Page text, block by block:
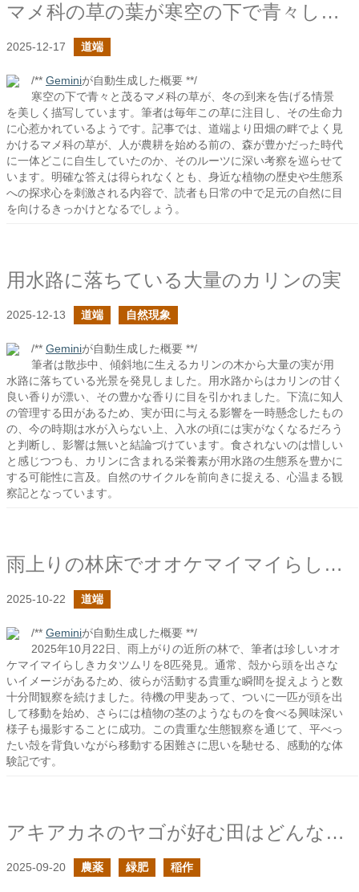
マメ科の草の葉が寒空の下で青々しくて素敵
2025-12-17 道端
/** Geminiが自動生成した概要 **/
寒空の下で青々と茂るマメ科の草が、冬の到来を告げる情景
を美しく描写しています。筆者は毎年この草に注目し、その生命力
に心惹かれているようです。記事では、道端より田畑の畔でよく見
かけるマメ科の草が、人が農耕を始める前の、森が豊かだった時代
に一体どこに自生していたのか、そのルーツに深い考察を巡らせて
います。明確な答えは得られなくとも、身近な植物の歴史や生態系
への探求心を刺激される内容で、読者も日常の中で足元の自然に目
を向けるきっかけとなるでしょう。
用水路に落ちている大量のカリンの実
2025-12-13 道端 自然現象
/** Geminiが自動生成した概要 **/
筆者は散歩中、傾斜地に生えるカリンの木から大量の実が用
水路に落ちている光景を発見しました。用水路からはカリンの甘く
良い香りが漂い、その豊かな香りに目を引かれました。下流に知人
の管理する田があるため、実が田に与える影響を一時懸念したもの
の、今の時期は水が入らない上、入水の頃には実がなくなるだろう
と判断し、影響は無いと結論づけています。食されないのは惜しい
と感じつつも、カリンに含まれる栄養素が用水路の生態系を豊かに
する可能性に言及。自然のサイクルを前向きに捉える、心温まる観
察記となっています。
雨上りの林床でオオケマイマイらしき貝と出会った
2025-10-22 道端
/** Geminiが自動生成した概要 **/
2025年10月22日、雨上がりの近所の林で、筆者は珍しいオオ
ケマイマイらしきカタツムリを8匹発見。通常、殻から頭を出さな
いイメージがあるため、彼らが活動する貴重な瞬間を捉えようと数
十分間観察を続けました。待機の甲斐あって、ついに一匹が頭を出
して移動を始め、さらには植物の茎のようなものを食べる興味深い
様子も撮影することに成功。この貴重な生態観察を通じて、平べっ
たい殻を背負いながら移動する困難さに思いを馳せる、感動的な体
験記です。
アキアカネのヤゴが好む田はどんなところ？
2025-09-20 農薬 緑肥 稲作